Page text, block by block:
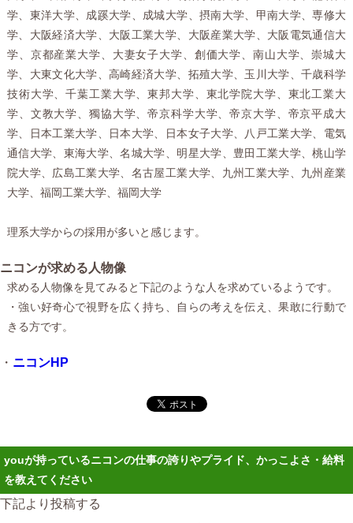
学、東洋大学、成蹊大学、成城大学、摂南大学、甲南大学、専修大
学、大阪経済大学、大阪工業大学、大阪産業大学、大阪電気通信大
学、京都産業大学、大妻女子大学、創価大学、南山大学、崇城大
学、大東文化大学、高崎経済大学、拓殖大学、玉川大学、千歳科学
技術大学、千葉工業大学、東邦大学、東北学院大学、東北工業大
学、文教大学、獨協大学、帝京科学大学、帝京大学、帝京平成大
学、日本工業大学、日本大学、日本女子大学、八戸工業大学、電気
通信大学、東海大学、名城大学、明星大学、豊田工業大学、桃山学
院大学、広島工業大学、名古屋工業大学、九州工業大学、九州産業
大学、福岡工業大学、福岡大学
理系大学からの採用が多いと感じます。
ニコンが求める人物像
求める人物像を見てみると下記のような人を求めているようです。
・強い好奇心で視野を広く持ち、自らの考えを伝え、果敢に行動で
きる方です。
・ ニコンHP
youが持っているニコンの仕事の誇りやプライド、かっこよさ・給料
を教えてください
下記より投稿する